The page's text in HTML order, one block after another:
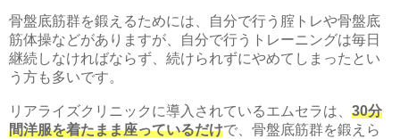
骨盤底筋群を鍛えるためには、自分で行う腟トレや骨盤底
筋体操などがありますが、自分で行うトレーニングは毎日
継続しなければならず、続けられずにやめてしまったとい
う方も多いです。
リアライズクリニックに導入されているエムセラは、 30分
間洋服を着たまま座っているだけで、骨盤底筋群を鍛えら